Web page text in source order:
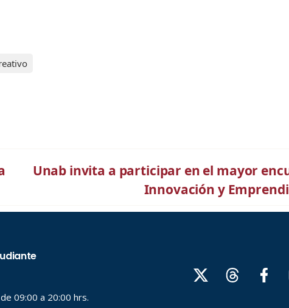
Unab invita a participar en el mayor
Innovación y